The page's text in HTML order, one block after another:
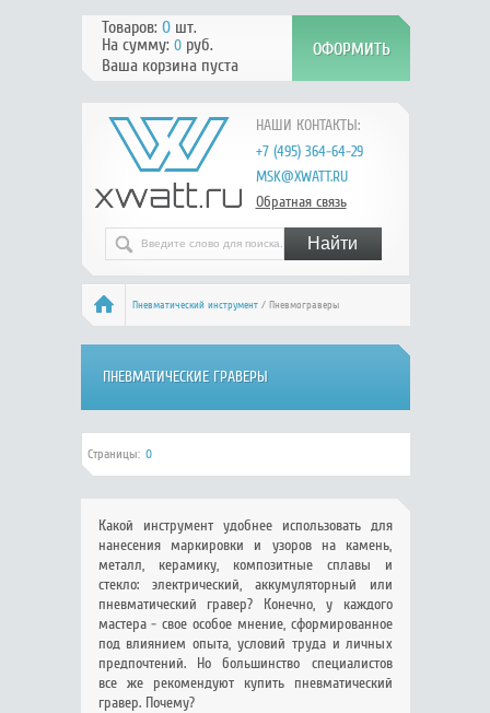
НАШИ КОНТАКТЫ:
+7 (495) 364-64-29
MSK@XWATT.RU
Обратная связь
Товаров: 0шт.
На сумму: 0руб.
Ваша корзина пуста
Пневматический инструмент/ Пневмограверы
ПНЕВМАТИЧЕСКИЕ ГРАВЕРЫ
Страницы: 0
Какой инструмент удобнее использовать для
нанесения маркировки и узоров на камень,
металл, керамику, композитные сплавы и
стекло: электрический, аккумуляторный или
пневматический гравер? Конечно, у каждого
мастера - свое особое мнение, сформированное
под влиянием опыта, условий труда и личных
предпочтений. Но большинство специалистов
все же рекомендуют купить пневматический
гравер. Почему?